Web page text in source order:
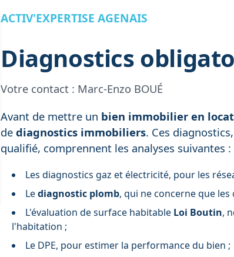
ACTIV'EXPERTISE AGENAIS
Diagnostics
Votre contact : Marc-Enzo BOUÉ
Avant de mettre un bien immobilier en
de diagnostics immobiliers. Ces
qualifié, comprennent les analyses suivantes :
Les diagnostics gaz et électricité, pour les
Lediagnostic plomb, qui ne concerne que
L'évaluation de surface habitable Loi Boutin,
l'habitation ;
Le DPE, pour estimer la performance du bien ;